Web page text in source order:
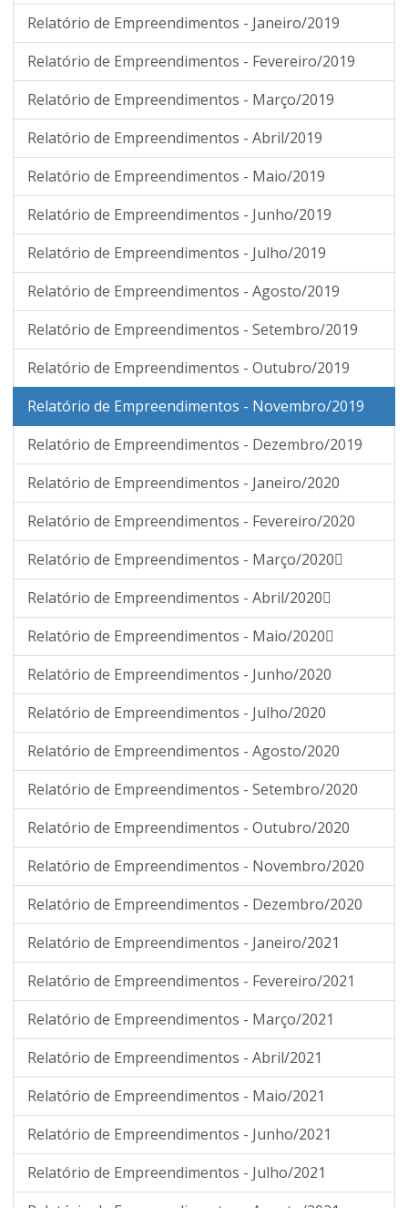
Relatório de Empreendimentos - Janeiro/2019
Relatório de Empreendimentos - Fevereiro/2019
Relatório de Empreendimentos - Março/2019
Relatório de Empreendimentos - Abril/2019
Relatório de Empreendimentos - Maio/2019
Relatório de Empreendimentos - Junho/2019
Relatório de Empreendimentos - Julho/2019
Relatório de Empreendimentos - Agosto/2019
Relatório de Empreendimentos - Setembro/2019
Relatório de Empreendimentos - Outubro/2019
Relatório de Empreendimentos - Novembro/2019
Relatório de Empreendimentos - Dezembro/2019
Relatório de Empreendimentos - Janeiro/2020
Relatório de Empreendimentos - Fevereiro/2020
Relatório de Empreendimentos - Março/2020
Relatório de Empreendimentos - Abril/2020
Relatório de Empreendimentos - Maio/2020
Relatório de Empreendimentos - Junho/2020
Relatório de Empreendimentos - Julho/2020
Relatório de Empreendimentos - Agosto/2020
Relatório de Empreendimentos - Setembro/2020
Relatório de Empreendimentos - Outubro/2020
Relatório de Empreendimentos - Novembro/2020
Relatório de Empreendimentos - Dezembro/2020
Relatório de Empreendimentos - Janeiro/2021
Relatório de Empreendimentos - Fevereiro/2021
Relatório de Empreendimentos - Março/2021
Relatório de Empreendimentos - Abril/2021
Relatório de Empreendimentos - Maio/2021
Relatório de Empreendimentos - Junho/2021
Relatório de Empreendimentos - Julho/2021